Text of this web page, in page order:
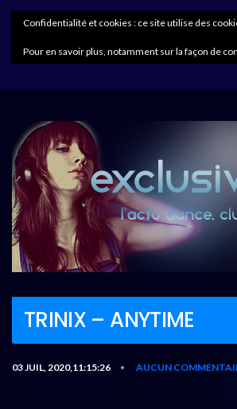
TRINIX – ANYTIME
03 JUIL, 2020,11:15:26 • AUCUN
Confidentialité et cookies : ce site utilise des
Pour en savoir plus, notamment sur la façon de